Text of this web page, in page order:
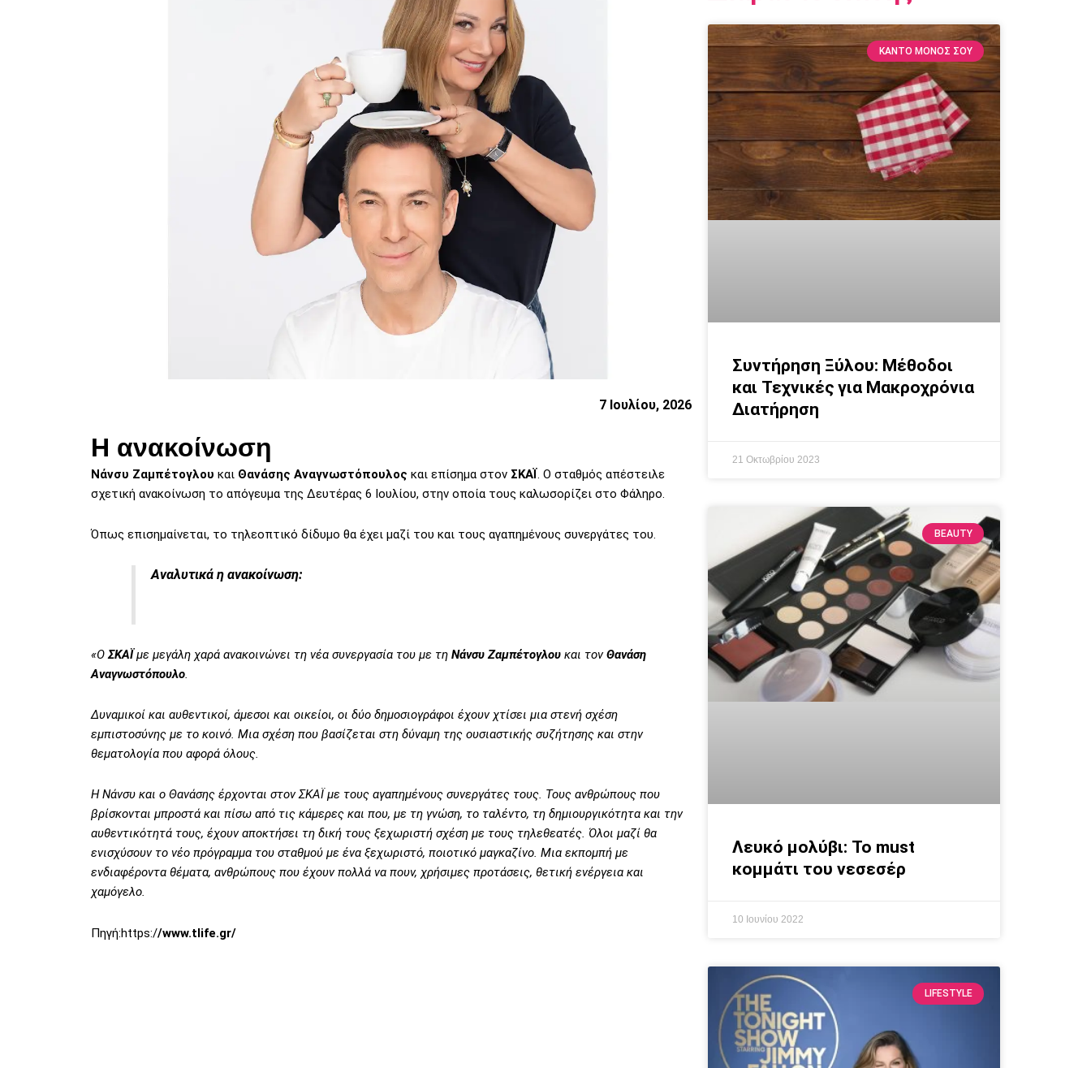
7 Ιουλίου, 2026
Η ανακοίνωση
Νάνσυ Ζαμπέτογλου και Θανάσης Αναγνωστόπουλος και επίσημα στον ΣΚΑΪ. Ο σταθμός απέστειλε
σχετική ανακοίνωση το απόγευμα της Δευτέρας 6 Ιουλίου, στην οποία τους καλωσορίζει στο Φάληρο.
Όπως επισημαίνεται, το τηλεοπτικό δίδυμο θα έχει μαζί του και τους αγαπημένους συνεργάτες του.
Αναλυτικά η ανακοίνωση:
«ΟΣΚΑΪμε μεγάλη χαρά ανακοινώνει τη νέα συνεργασία του με τη Νάνσυ Ζαμπέτογλου και τονΘανάση
Αναγνωστόπουλο.
Δυναμικοί και αυθεντικοί, άμεσοι και οικείοι, οι δύο δημοσιογράφοι έχουν χτίσει μια στενή σχέση
εμπιστοσύνης με το κοινό. Μια σχέση που βασίζεται στη δύναμη της ουσιαστικής συζήτησης και στην
θεματολογία που αφορά όλους.
Η Νάνσυ και ο Θανάσης έρχονται στον ΣΚΑΪ με τους αγαπημένους συνεργάτες τους. Τους ανθρώπους που
βρίσκονται μπροστά και πίσω από τις κάμερες και που, με τη γνώση, το ταλέντο, τη δημιουργικότητα και την
αυθεντικότητά τους, έχουν αποκτήσει τη δική τους ξεχωριστή σχέση με τους τηλεθεατές. Όλοι μαζί θα
ενισχύσουν το νέο πρόγραμμα του σταθμού με ένα ξεχωριστό, ποιοτικό μαγκαζίνο. Μια εκπομπή με
ενδιαφέροντα θέματα, ανθρώπους που έχουν πολλά να πουν, χρήσιμες προτάσεις, θετική ενέργεια και
χαμόγελο.
Πηγή:https://www.tlife.gr/
ΚΆΝΤΟ ΜΌΝΟΣ ΣΟΥ
Συντήρηση Ξύλου: Μέθοδοι
και Τεχνικές για Μακροχρόνια
Διατήρηση
21 Οκτωβρίου 2023
BEAUTY
Λευκό μολύβι: Το must
κομμάτι του νεσεσέρ
10 Ιουνίου 2022
LIFESTYLE